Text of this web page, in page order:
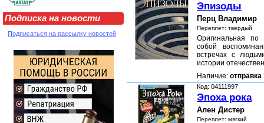
Подписка на новости
Подписаться на рассылку новостей
Эпизоды
Перц Владимир
Переплет: твердый
Оригинальная по
собой
встречах с
истории
Наличие: отправка
Код: 04111997
Эпоха рока
Ален Дистер
Переплет: мягкий